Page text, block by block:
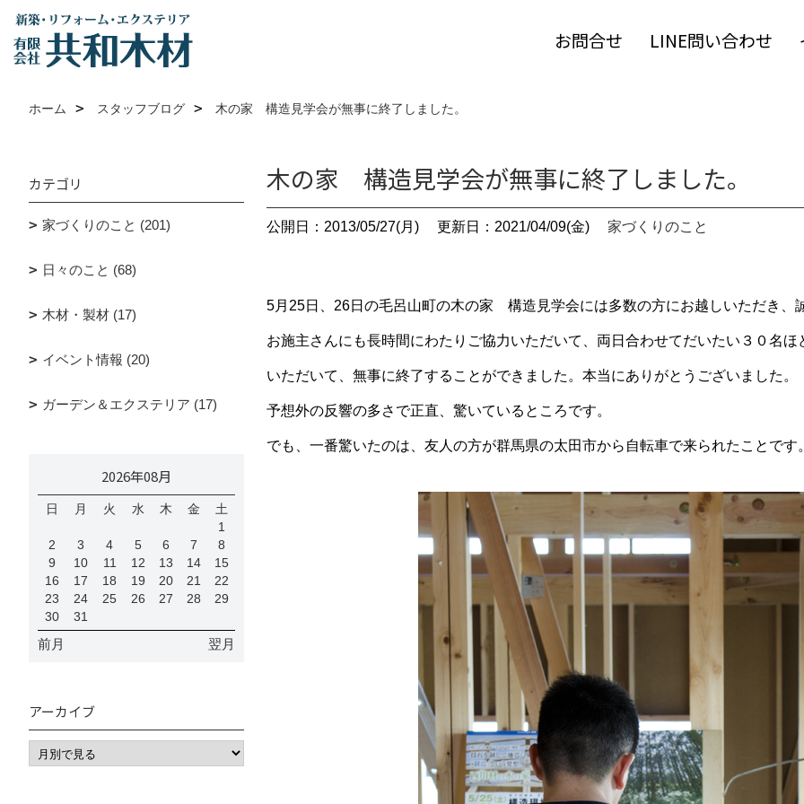
お問合せ LINE問い合わせ
ホーム スタッフブログ 木の家 構造見学会が無事に終了しました。
木の家 構造見学会が無事に終了しました。
公開日：2013/05/27(月) 更新日：2021/04/09(金) 家づくりのこと
5月25日、26日の毛呂山町の木の家 構造見学会には多数の方にお越しいただき、
お施主さんにも長時間にわたりご協力いただいて、両日合わせてだいたい３０名ほ
いただいて、無事に終了することができました。本当にありがとうございました。
予想外の反響の多さで正直、驚いているところです。
でも、一番驚いたのは、友人の方が群馬県の太田市から自転車で来られたことです
カテゴリ
家づくりのこと (201)
日々のこと (68)
木材・製材 (17)
イベント情報 (20)
ガーデン＆エクステリア (17)
2026年08月
日 月 火 水 木 金
土
1
2
3 4 5 6 7
8
9
10 11 12 13 14
15
16
17 18 19 20 21
22
23
24 25 26 27 28
29
30
31
前月 翌月
アーカイブ